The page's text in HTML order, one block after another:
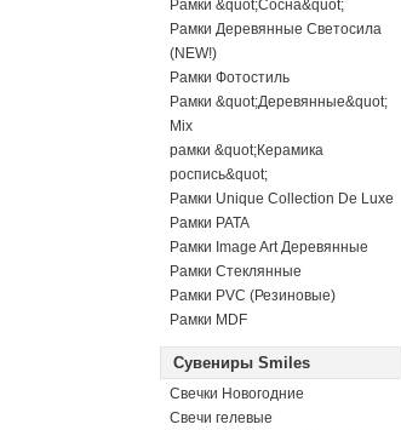
Рамки &quot;Сосна&quot;
Рамки Деревянные Светосила
(NEW!)
Рамки Фотостиль
Рамки &quot;Деревянные&quot;
Mix
рамки &quot;Керамика
роспись&quot;
Рамки Unique Collection De Luxe
Рамки PATA
Рамки Image Art Деревянные
Рамки Стеклянные
Рамки PVC (Резиновые)
Рамки MDF
Сувениры Smiles
Свечки Новогодние
Свечи гелевые